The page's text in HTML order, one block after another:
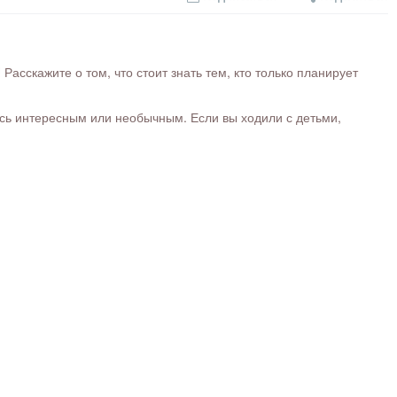
о том, что стоит знать тем, кто только планирует
интересным или необычным. Если вы ходили с детьми,